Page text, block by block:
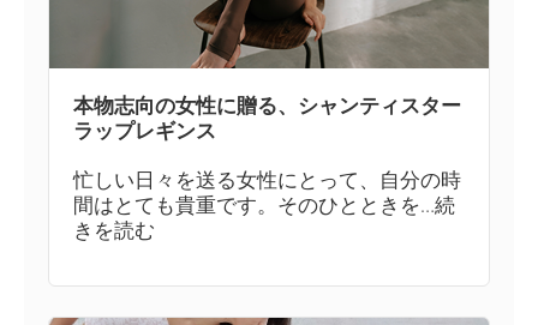
本物志向の女性に贈る、シャンティスター
ラップレギンス
忙しい日々を送る女性にとって、自分の時
間はとても貴重です。そのひとときを…続
きを読む